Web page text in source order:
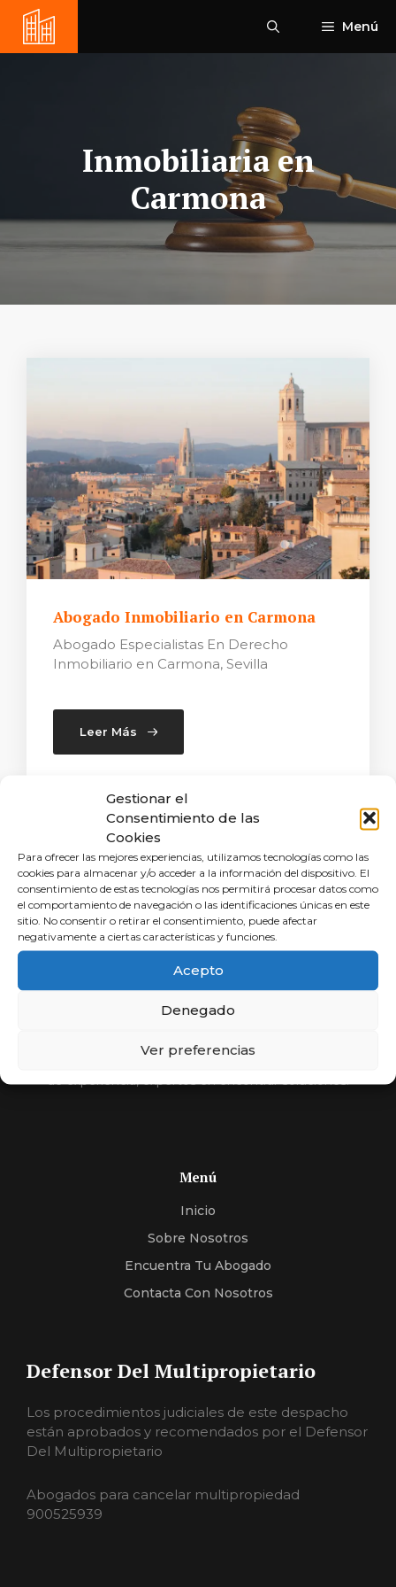
Gestionar el
Consentimiento de las
Cookies
Para ofrecer las mejores experiencias, utilizamos tecnologías como las
cookies para almacenar y/o acceder a la información del dispositivo. El
consentimiento de estas tecnologías nos permitirá procesar datos como
el comportamiento de navegación o las identificaciones únicas en este
sitio. No consentir o retirar el consentimiento, puede afectar
negativamente a ciertas características y funciones.
Acepto
Denegado
Ver preferencias
Saltar
contenido
Menú
Inmobiliaria en
Carmona
Abogado Inmobiliario en Carmona
Abogado Especialistas En Derecho
Inmobiliario en Carmona, Sevilla
Leer Más
Porcentaje
Compara y elige al mejor abogado.
Si usted no cobra, nosotros tampoco. Más de 30 años
de experiencia, expertos en encontrar soluciones.
Menú
Inicio
Sobre Nosotros
Encuentra Tu Abogado
Contacta Con Nosotros
Defensor Del Multipropietario
Los procedimientos judiciales de este despacho
están aprobados y recomendados por el Defensor
Del Multipropietario
Abogados para cancelar multipropiedad
900525939